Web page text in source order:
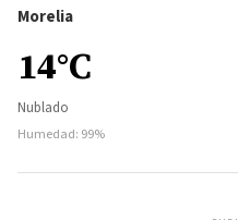
Morelia
14°C
Nublado
Humedad: 99%